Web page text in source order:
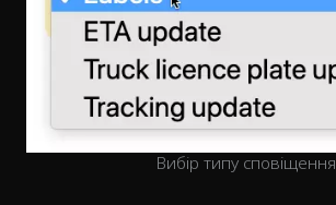
Вибір типу сповіщення